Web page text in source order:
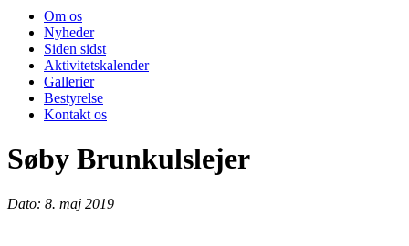
Om os
Nyheder
Siden sidst
Aktivitetskalender
Gallerier
Bestyrelse
Kontakt os
Søby Brunkulslejer
Dato: 8. maj 2019